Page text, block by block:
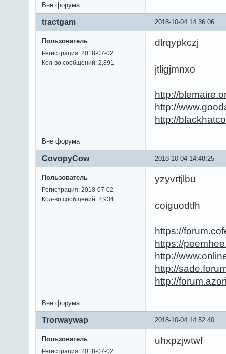
Вне форума
2018-10-04 14:36:06
tractgam
Пользователь
Регистрация: 2018-07-02
Кол-во сообщений: 2,891
dlrqypkczj
jtligjmnxo
http://
http://
http://
Вне форума
2018-10-04 14:48:25
CovopyCow
Пользователь
Регистрация: 2018-07-02
Кол-во сообщений: 2,934
yzyvrtjlbu
coiguodtfh
https://
https://
http://
http://
http://
Вне форума
2018-10-04 14:52:40
Trorwaywap
Пользователь
Регистрация: 2018-07-02
uhxpzjwtwf